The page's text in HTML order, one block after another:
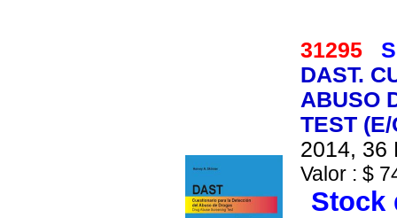
31295
DAST.
ABUSO
TEST (E/
2014, 36
Valor : $
Stock